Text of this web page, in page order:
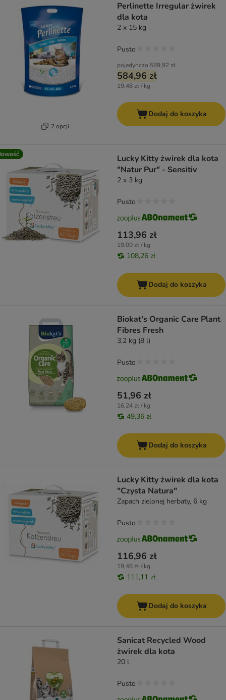
2 opcji
Perlinette Irregular żwirek
dla kota
2 x 15 kg
pojedynczo 589,92 zł
584,96 zł
19,48 zł / kg
Pusto
Dodaj do koszyka
Lucky Kitty żwirek dla kota
"Natur Pur" - Sensitiv
2 x 3 kg
113,96 zł
19,00 zł / kg
108,26 zł
Pusto
Dodaj do koszyka
Biokat's Organic Care Plant
Fibres Fresh
3,2 kg (8 l)
51,96 zł
16,24 zł / kg
49,36 zł
Pusto
Dodaj do koszyka
Lucky Kitty żwirek dla kota
"Czysta Natura"
Zapach zielonej herbaty, 6 kg
116,96 zł
19,48 zł / kg
111,11 zł
Pusto
Dodaj do koszyka
Sanicat Recycled Wood
żwirek dla kota
20 l
Pusto